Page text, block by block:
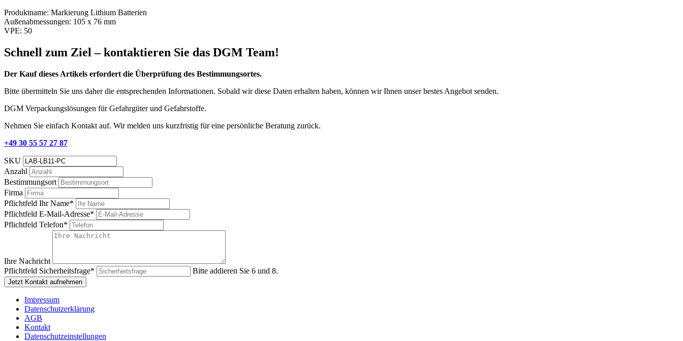
Produktname: Markierung Lithium Batterien
Außenabmessungen: 105 x 76 mm
VPE: 50
Schnell zum Ziel – kontaktieren Sie das DGM Team!
Der Kauf dieses Artikels erfordert die Überprüfung des Bestimmungsortes.
Bitte übermitteln Sie uns daher die entsprechenden Informationen. Sobald wir diese Daten erhalten haben, können wir Ihnen unser bestes Angebot senden.
DGM Verpackungslösungen für Gefahrgüter und Gefahrstoffe.
Nehmen Sie einfach Kontakt auf. Wir melden uns kurzfristig für eine persönliche Beratung zurück.
+49 30 55 57 27 87
SKU
Anzahl
Bestimmungsort
Firma
Pflichtfeld Ihr Name*
Pflichtfeld E-Mail-Adresse*
Pflichtfeld Telefon*
Ihre Nachricht
Pflichtfeld Sicherheitsfrage* Bitte addieren Sie 6 und 8.
Jetzt Kontakt aufnehmen
Impressum
Datenschutzerklärung
AGB
Kontakt
Datenschutzeinstellungen